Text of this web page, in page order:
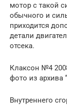
мотор с такой
обычного и
приходится
детали
отсека.
Клаксон №4
фото из архива
Внутреннего